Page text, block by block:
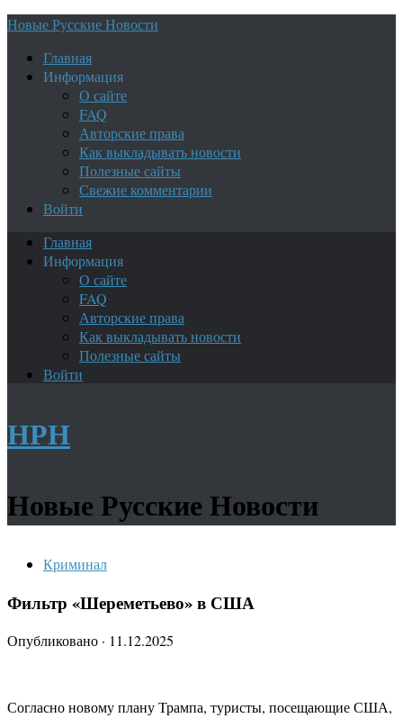
Новые Русские Новости
Главная
Информация
О сайте
FAQ
Авторские права
Как выкладывать новости
Полезные сайты
Свежие комментарии
Войти
Главная
Информация
О сайте
FAQ
Авторские права
Как выкладывать новости
Полезные сайты
Войти
НРН
Новые Русские Новости
Криминал
Фильтр «Шереметьево» в США
Опубликовано · 11.12.2025
Согласно новому плану Трампа, туристы, посещающие США,